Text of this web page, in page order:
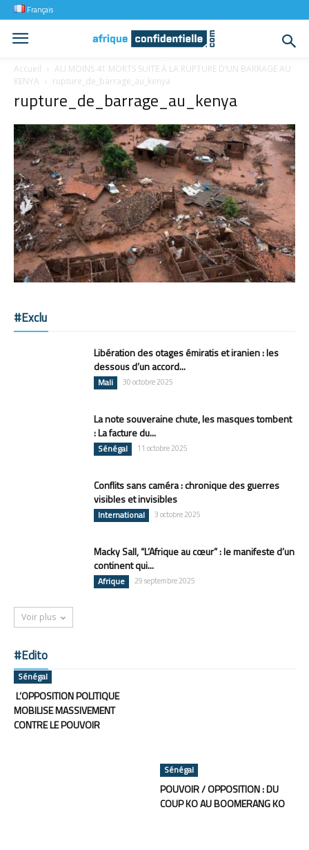
Français
Accueil
AU MOINS 41 MORTS SUITE À LA RUPTURE D’UN BARRAGE AU
KENYA
rupture_de_barrage_au_kenya
rupture_de_barrage_au_kenya
#Exclu
Libération des otages émiratis et iranien : les
dessous d’un accord...
Mali 30 octobre 2025
La note souveraine chute, les masques tombent
: La facture du...
Sénégal 11 octobre 2025
Conflits sans caméra : chronique des guerres
visibles et invisibles
International 3 octobre 2025
Macky Sall, “L’Afrique au cœur” : le manifeste d’un
continent qui...
Afrique 29 septembre 2025
Voir plus
#Edito
Sénégal
L’OPPOSITION POLITIQUE
MOBILISE MASSIVEMENT
CONTRE LE POUVOIR
Sénégal
POUVOIR / OPPOSITION : DU
COUP KO AU BOOMERANG KO